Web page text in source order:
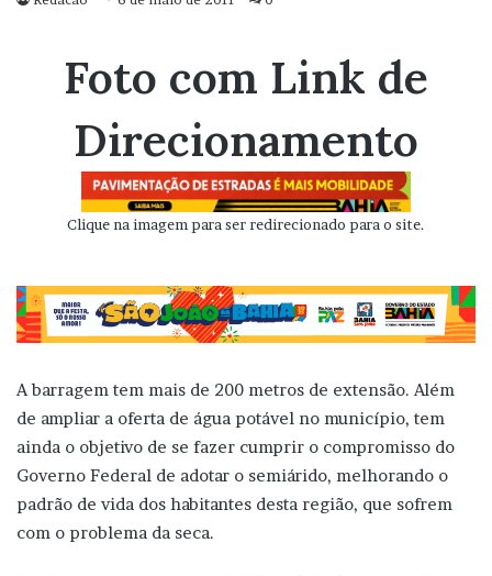
Foto com Link de
Direcionamento
Clique na imagem para ser redirecionado para o site.
A barragem tem mais de 200 metros de extensão. Além
de ampliar a oferta de água potável no município, tem
ainda o objetivo de se fazer cumprir o compromisso do
Governo Federal de adotar o semiárido, melhorando o
padrão de vida dos habitantes desta região, que sofrem
com o problema da seca.